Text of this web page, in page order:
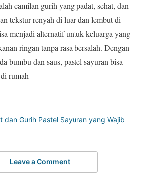
camilan gurih yang padat, sehat, dan
tekstur renyah di luar dan lembut di
menjadi alternatif untuk keluarga yang
ringan tanpa rasa bersalah. Dengan
bumbu dan saus, pastel sayuran bisa
rumah
dan Gurih Pastel Sayuran yang Wajib
Leave a Comment